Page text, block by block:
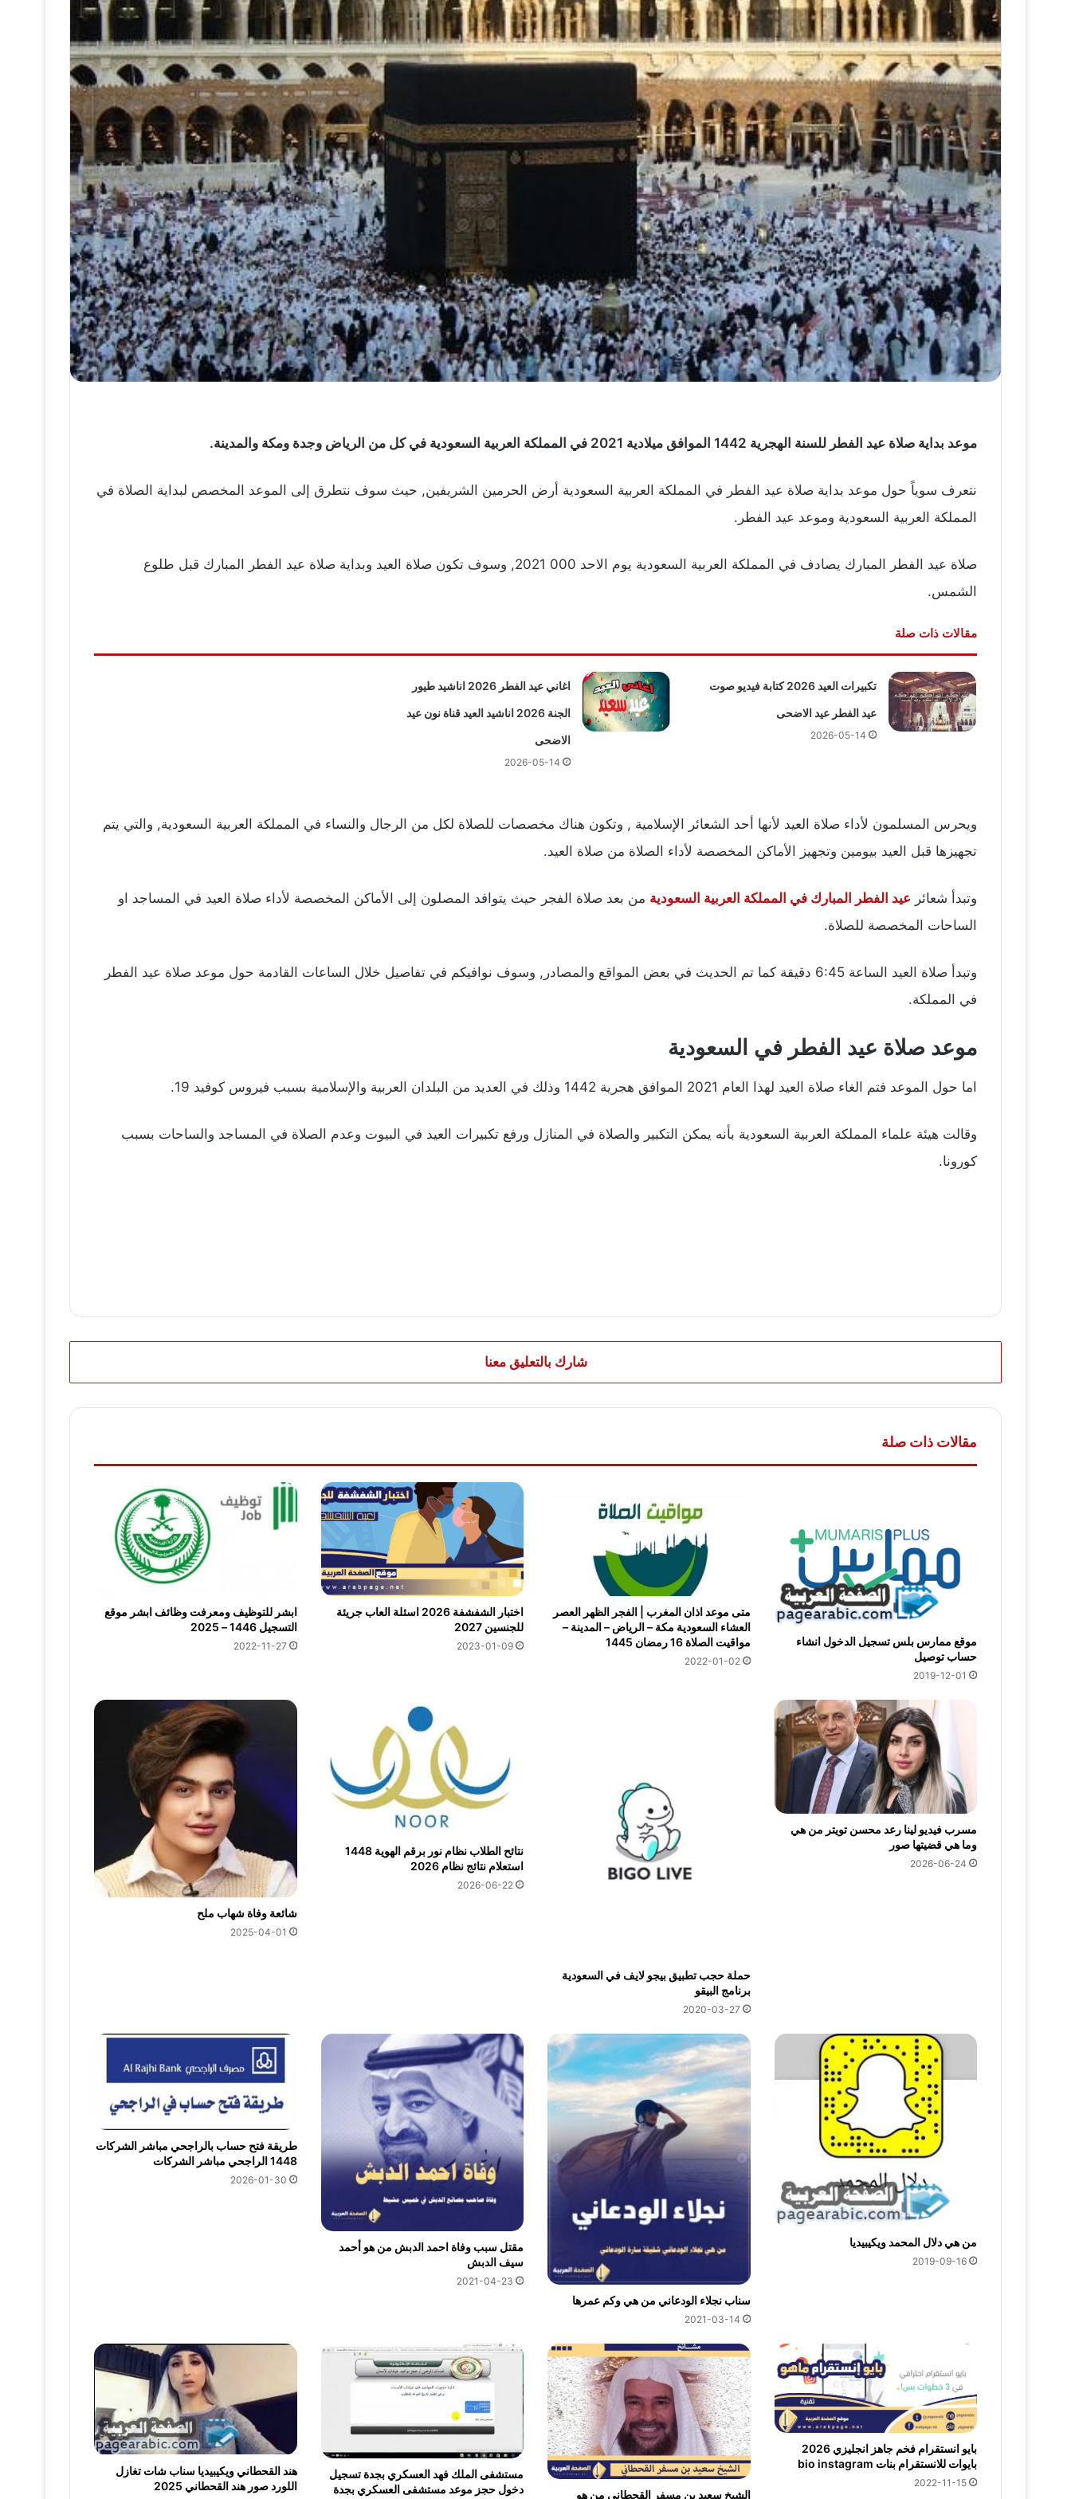
موعد بداية صلاة عيد الفطر للسنة الهجرية 1442 الموافق ميلادية 2021 في المملكة العربية السعودية في كل من الرياض وجدة ومكة والمدينة.
نتعرف سوياً حول موعد بداية صلاة عيد الفطر في المملكة العربية السعودية أرض الحرمين الشريفين, حيث سوف نتطرق إلى الموعد المخصص لبداية الصلاة في
المملكة العربية السعودية وموعد عيد الفطر.
صلاة عيد الفطر المبارك يصادف في المملكة العربية السعودية يوم الاحد 000 2021, وسوف تكون صلاة العيد وبداية صلاة عيد الفطر المبارك قبل طلوع
الشمس.
مقالات ذات صلة
تكبيرات العيد 2026 كتابة فيديو صوت
عيد الفطر عيد الاضحى
2026-05-14
اغاني عيد الفطر 2026 اناشيد طيور
الجنة 2026 اناشيد العيد قناة نون عيد
الاضحى
2026-05-14
ويحرس المسلمون لأداء صلاة العيد لأنها أحد الشعائر الإسلامية , وتكون هناك مخصصات للصلاة لكل من الرجال والنساء في المملكة العربية السعودية, والتي يتم
تجهيزها قبل العيد بيومين وتجهيز الأماكن المخصصة لأداء الصلاة من صلاة العيد.
وتبدأ شعائر عيد الفطر المبارك في المملكة العربية السعودية من بعد صلاة الفجر حيث يتوافد المصلون إلى الأماكن المخصصة لأداء صلاة العيد في المساجد او
الساحات المخصصة للصلاة.
وتبدأ صلاة العيد الساعة 6:45 دقيقة كما تم الحديث في بعض المواقع والمصادر, وسوف نوافيكم في تفاصيل خلال الساعات القادمة حول موعد صلاة عيد الفطر
في المملكة.
موعد صلاة عيد الفطر في السعودية
اما حول الموعد فتم الغاء صلاة العيد لهذا العام 2021 الموافق هجرية 1442 وذلك في العديد من البلدان العربية والإسلامية بسبب فيروس كوفيد 19.
وقالت هيئة علماء المملكة العربية السعودية بأنه يمكن التكبير والصلاة في المنازل ورفع تكبيرات العيد في البيوت وعدم الصلاة في المساجد والساحات بسبب
كورونا.
شارك بالتعليق معنا
مقالات ذات صلة
موقع ممارس بلس تسجيل الدخول انشاء
حساب توصيل
2019-12-01
متى موعد اذان المغرب | الفجر الظهر العصر
العشاء السعودية مكة – الرياض – المدينة –
مواقيت الصلاة 16 رمضان 1445
2022-01-02
اختبار الشفشفة 2026 اسئلة العاب جريئة
للجنسين 2027
2023-01-09
ابشر للتوظيف ومعرفت وظائف ابشر موقع
التسجيل 1446 – 2025
2022-11-27
مسرب فيديو لينا رعد محسن تويتر من هي
وما هي قضيتها صور
2026-06-24
حملة حجب تطبيق بيجو لايف في السعودية
برنامج البيقو
2020-03-27
نتائح الطلاب نظام نور برقم الهوية 1448
استعلام نتائج نظام 2026
2026-06-22
شائعة وفاة شهاب ملح
2025-04-01
من هي دلال المحمد ويكيبيديا
2019-09-16
سناب نجلاء الودعاني من هي وكم عمرها
2021-03-14
مقتل سبب وفاة احمد الدبش من هو أحمد
سيف الدبش
2021-04-23
طريقة فتح حساب بالراجحي مباشر الشركات
1448 الراجحي مباشر الشركات
2026-01-30
بايو انستقرام فخم جاهز انجليزي 2026
بايوات للانستقرام بنات bio instagram
2022-11-15
الشيخ سعيد بن مسفر القحطاني من هو
مستشفى الملك فهد العسكري بجدة تسجيل
دخول حجز موعد مستشفى العسكري بجدة
هند القحطاني ويكيبيديا سناب شات تغازل
اللورد صور هند القحطاني 2025